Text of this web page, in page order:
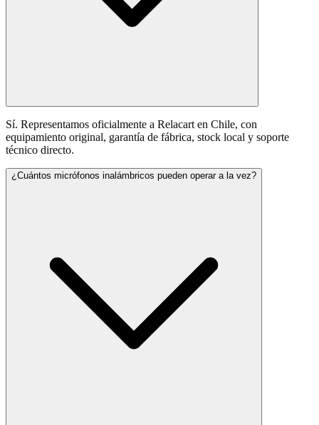
Sí. Representamos oficialmente a Relacart en Chile, con
equipamiento original, garantía de fábrica, stock local y soporte
técnico directo.
¿Cuántos micrófonos inalámbricos pueden operar a la vez?